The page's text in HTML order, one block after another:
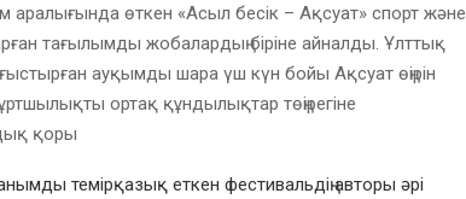
өткен «Асыл бесік – Ақсуат» спорт және
тағылымды жобалардың біріне айналды. Ұлттық
ауқымды шара үш күн бойы Ақсуат өңірін
ортақ құндылықтар төңірегіне
қоры
темірқазық еткен фестивальдің авторы әрі